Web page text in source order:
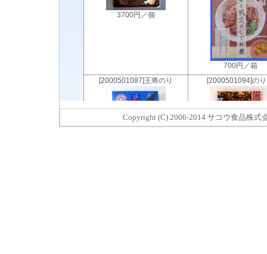
Copyright (C) 2006-2014 サコウ食品株式